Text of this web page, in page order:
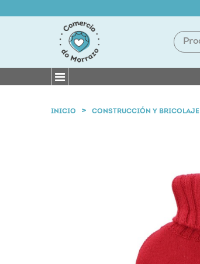
INICIO CONSTRUCCIÓN Y BRICOLAJE